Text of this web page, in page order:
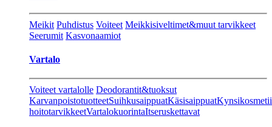
Meikit Puhdistus Voiteet Meikkisiveltimet&muut tarvikkeet
Seerumit Kasvonaamiot
Vartalo
Voiteet vartalolle Deodorantit&tuoksut
KarvanpoistotuotteetSuihkusaippuatKäsisaippuat
hoitotarvikkeetVartalokuorintaItseruskettavat